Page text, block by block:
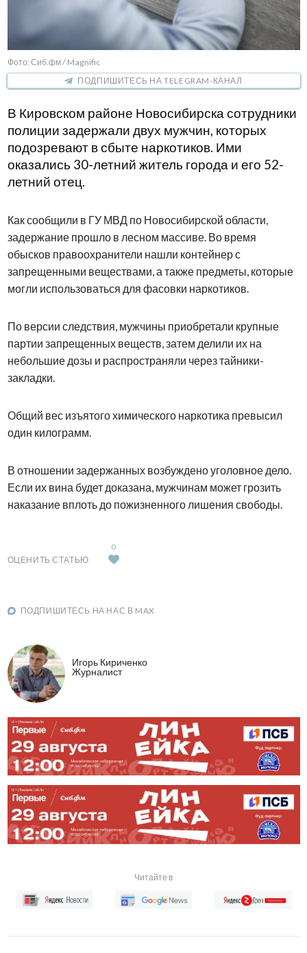
Фото: Сиб.фм / Magnific
ПОДПИШИТЕСЬ НА TELEGRAM-КАНАЛ
В Кировском районе Новосибирска сотрудники
полиции задержали двух мужчин, которых
подозревают в сбыте наркотиков. Ими
оказались 30-летний житель города и его 52-
летний отец.
Как сообщили в ГУ МВД по Новосибирской области,
задержание прошло в лесном массиве. Во время
обысков правоохранители нашли контейнер с
запрещенными веществами, а также предметы, которые
могли использоваться для фасовки наркотиков.
По версии следствия, мужчины приобретали крупные
партии запрещенных веществ, затем делили их на
небольшие дозы и распространяли через тайники-
закладки.
Общий вес изъятого химического наркотика превысил
один килограмм.
В отношении задержанных возбуждено уголовное дело.
Если их вина будет доказана, мужчинам может грозить
наказание вплоть до пожизненного лишения свободы.
ОЦЕНИТЬ СТАТЬЮ
0
ПОДПИШИТЕСЬ НА НАС В MAX
Игорь Кириченко
Журналист
Читайте в